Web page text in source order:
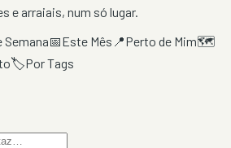
e arraiais, num só lugar.
Semana📅Este Mês 📍Perto de Mim🗺️
🏷️Por Tags